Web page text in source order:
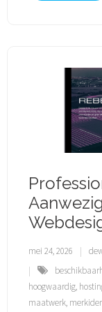
mei 24, 2026
hoogwaardig,
maatwerk,